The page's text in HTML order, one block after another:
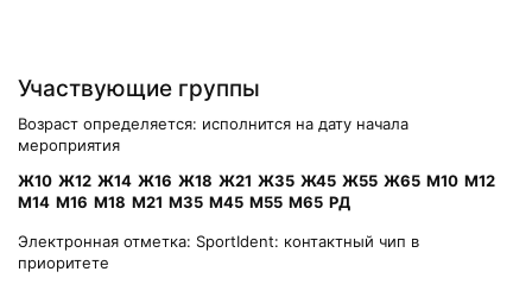
Участвующие группы
Возраст определяется: исполнится на дату начала
мероприятия
Ж10 Ж12 Ж14 Ж16 Ж18 Ж21 Ж35 Ж45 Ж55 Ж65 М10 М12
М14 М16 М18 М21 М35 М45 М55 М65 РД
Электронная отметка: SportIdent: контактный чип в
приоритете